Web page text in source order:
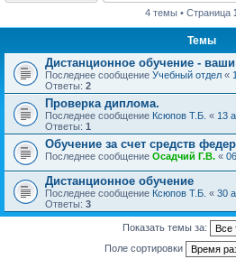
4 темы • Страница
Темы
Дистанционное обучение -
Последнее сообщение Учебный отдел «
Ответы: 2
Проверка диплома.
Последнее сообщение Ксюпов Т.Б. « 13
Ответы: 1
Обучение за счет средств
Последнее сообщение Осадчий Г.В. «
Дистанционное обучение
Последнее сообщение Ксюпов Т.Б. « 30
Ответы: 3
Показать темы за:
Поле сортировки